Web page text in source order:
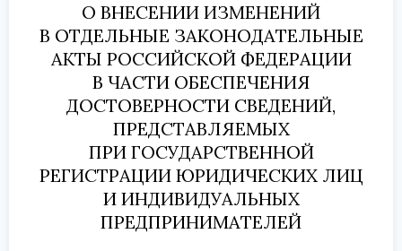
О ВНЕСЕНИИ ИЗМЕНЕНИЙ
В ОТДЕЛЬНЫЕ ЗАКОНОДАТЕЛЬНЫЕ
АКТЫ РОССИЙСКОЙ ФЕДЕРАЦИИ
В ЧАСТИ ОБЕСПЕЧЕНИЯ
ДОСТОВЕРНОСТИ СВЕДЕНИЙ,
ПРЕДСТАВЛЯЕМЫХ
ПРИ ГОСУДАРСТВЕННОЙ
РЕГИСТРАЦИИ ЮРИДИЧЕСКИХ ЛИЦ
И ИНДИВИДУАЛЬНЫХ
ПРЕДПРИНИМАТЕЛЕЙ